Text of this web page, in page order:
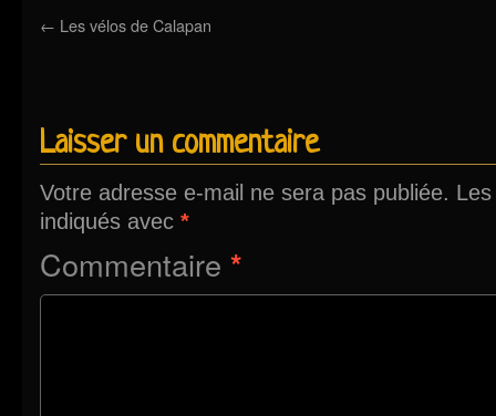
← Les vélos de Calapan
Laisser un commentaire
Votre adresse e-mail ne sera pas publiée.
indiqués avec *
Commentaire *